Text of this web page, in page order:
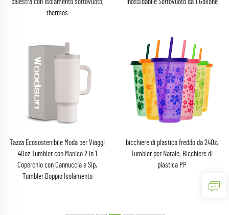
palestra con isolamento sottovuoto,
thermos
Inossidabile Sottovuoto da 1 Gallone
Tazza Ecosostenibile Moda per Viaggi
40oz Tumbler con Manico 2 in 1
Coperchio con Cannuccia e Sip,
Tumbler Doppio Isolamento
bicchiere di plastica freddo da 24Oz,
Tumbler per Natale, Bicchiere di
plastica PP